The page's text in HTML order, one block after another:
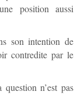
position aussi
son intention de
contredite par le
n’est pas